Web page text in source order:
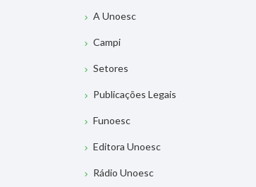
A Unoesc
Campi
Setores
Publicações Legais
Funoesc
Editora Unoesc
Rádio Unoesc